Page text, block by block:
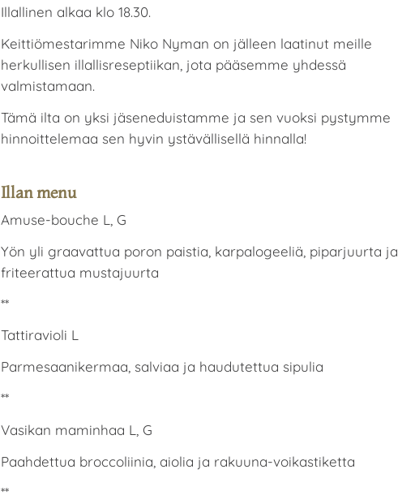
Illallinen alkaa klo 18.30.
Keittiömestarimme Niko Nyman on jälleen laatinut meille
herkullisen illallisreseptiikan, jota pääsemme yhdessä
valmistamaan.
Tämä ilta on yksi jäseneduistamme ja sen vuoksi pystymme
hinnoittelemaa sen hyvin ystävällisellä hinnalla!
Illan menu
Amuse-bouche L, G
Yön yli graavattua poron paistia, karpalogeeliä, piparjuurta ja
friteerattua mustajuurta
**
Tattiravioli L
Parmesaanikermaa, salviaa ja haudutettua sipulia
**
Vasikan maminhaa L, G
Paahdettua broccoliinia, aiolia ja rakuuna-voikastiketta
**